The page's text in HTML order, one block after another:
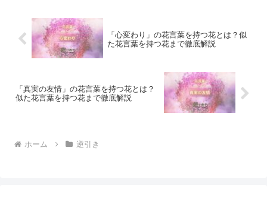
「心変わり」の花言葉を持つ花とは？似
た花言葉を持つ花まで徹底解説
「真実の友情」の花言葉を持つ花とは？
似た花言葉を持つ花まで徹底解説
ホーム 逆引き